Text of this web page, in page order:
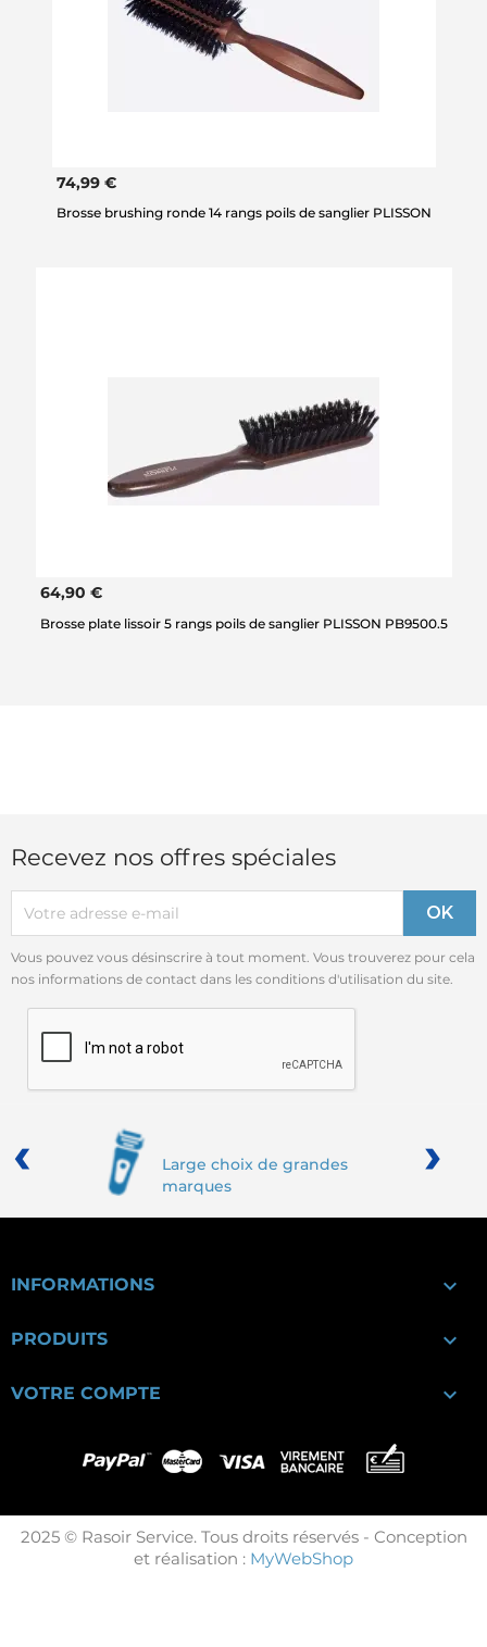
74,99 €
Brosse brushing ronde 14 rangs poils de sanglier PLISSON
64,90 €
Brosse plate lissoir 5 rangs poils de sanglier PLISSON PB9500.5
Recevez nos offres spéciales
Vous pouvez vous désinscrire à tout moment. Vous trouverez pour cela
nos informations de contact dans les conditions d'utilisation du site.
Large choix de grandes
marques
‹ ›
INFORMATIONS 
PRODUITS 
VOTRE COMPTE 
2025 © Rasoir Service. Tous droits réservés - Conception
et réalisation : MyWebShop